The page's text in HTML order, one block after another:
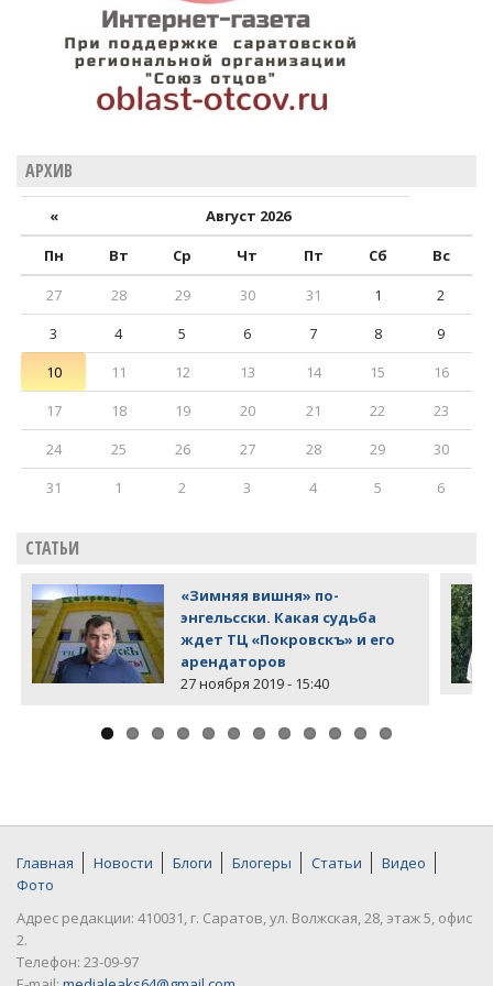
АРХИВ
«
Август 2026
Пн
Вт Ср Чт Пт Сб
Вс
27
28 29 30 31 1
2
3
4 5 6 7 8
9
10
11 12 13 14 15
16
17
18 19 20 21 22
23
24
25 26 27 28 29
30
31
1 2 3 4 5 6
СТАТЬИ
«Зимняя вишня» по-
энгельсски. Какая судьба
ждет ТЦ «Покровскъ» и его
арендаторов
27 ноября 2019 - 15:40
Главная Новости Блоги Блогеры Статьи
Видео
Фото
Адрес редакции: 410031, г. Саратов, ул. Волжская, 28, этаж 5, офис
2.
Телефон: 23-09-97